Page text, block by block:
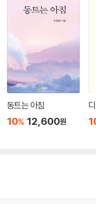
동트는 아침
10% 12,600원